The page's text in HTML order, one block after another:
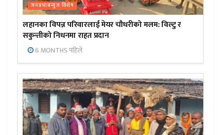
जनप्रभाबन्युज विशेष
लहानका विपन्न परिवारलाई मेयर चौधरीको मलम: विल्टु र
सकुन्तीको निधनमा राहत प्रदान
6 MONTHS पहिले